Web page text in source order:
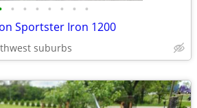
• • • • • • •
Sportster Iron 1200
suburbs